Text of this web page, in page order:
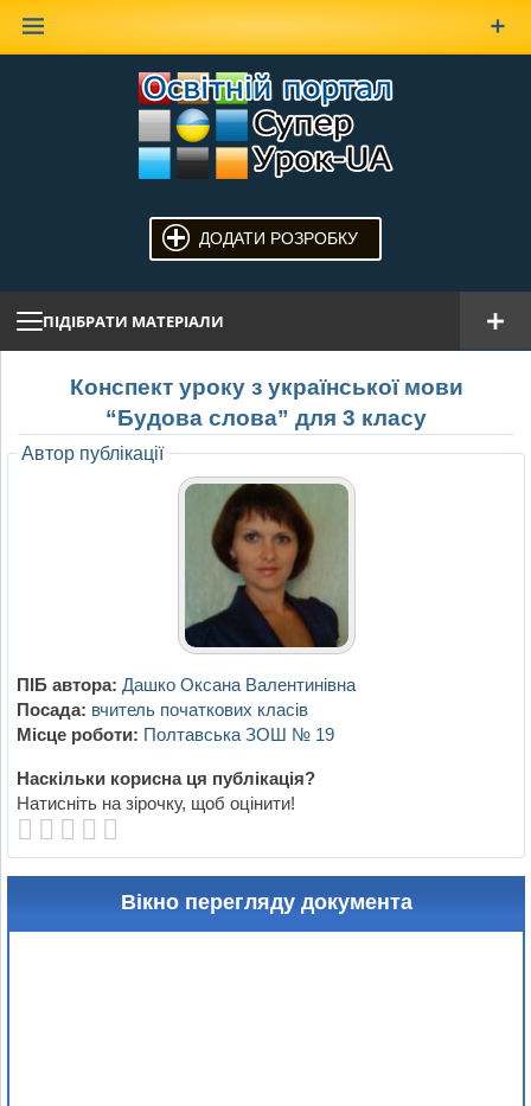
ДОДАТИ РОЗРОБКУ
ПІДІБРАТИ МАТЕРІАЛИ
Конспект уроку з української мови
“Будова слова” для 3 класу
Автор публікації
ПІБ автора: Дашко Оксана Валентинівна
Посада: вчитель початкових класів
Місце роботи: Полтавська ЗОШ № 19
Наскільки корисна ця публікація?
Натисніть на зірочку, щоб оцінити!
Вікно перегляду документа